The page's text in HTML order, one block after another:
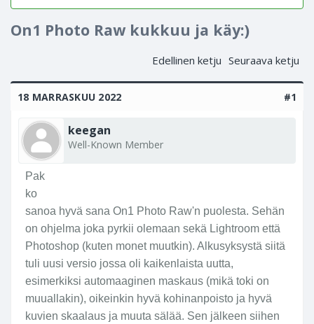
On1 Photo Raw kukkuu ja käy:)
Edellinen ketju Seuraava ketju
18 MARRASKUU 2022 #1
keegan
Well-Known Member
Pak
ko
sanoa hyvä sana On1 Photo Raw'n puolesta. Sehän
on ohjelma joka pyrkii olemaan sekä Lightroom että
Photoshop (kuten monet muutkin). Alkusyksystä siitä
tuli uusi versio jossa oli kaikenlaista uutta,
esimerkiksi automaaginen maskaus (mikä toki on
muuallakin), oikeinkin hyvä kohinanpoisto ja hyvä
kuvien skaalaus ja muuta sälää. Sen jälkeen siihen